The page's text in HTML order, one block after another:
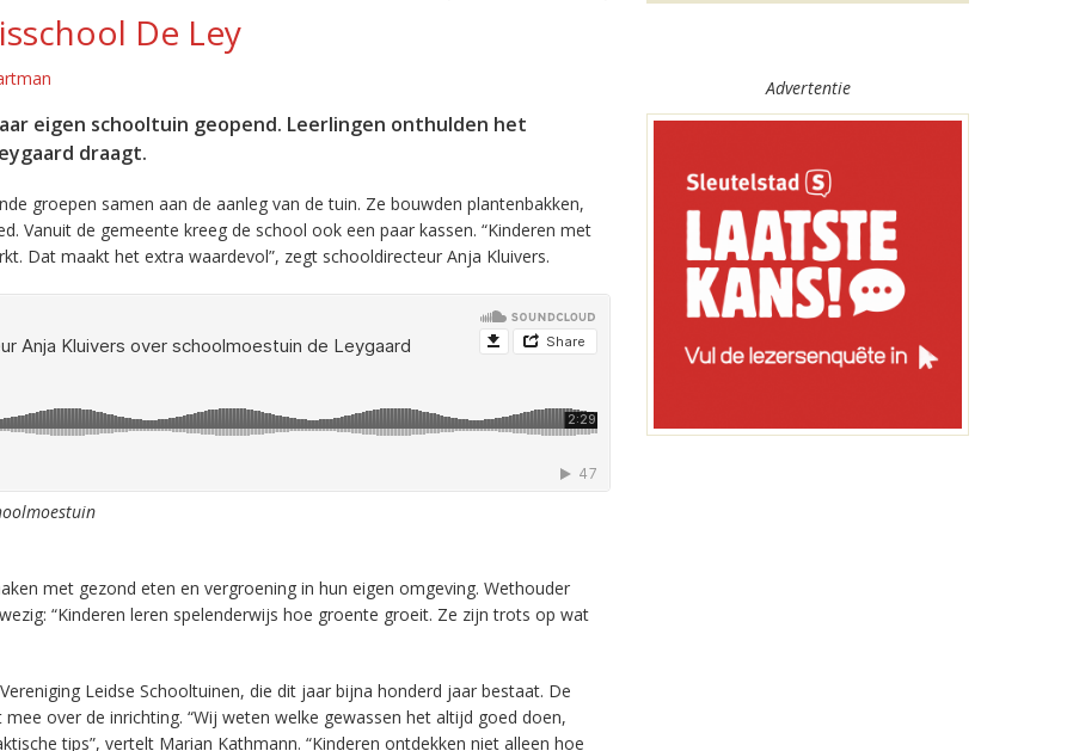
De Ley
eigen schooltuin geopend. Leerlingen onthulden het
draagt.
groepen samen aan de aanleg van de tuin. Ze bouwden plantenbakken,
Vanuit de gemeente kreeg de school ook een paar kassen. “Kinderen met
Dat maakt het extra waardevol”, zegt schooldirecteur Anja Kluivers.
met gezond eten en vergroening in hun eigen omgeving. Wethouder
“Kinderen leren spelenderwijs hoe groente groeit. Ze zijn trots op wat
Leidse Schooltuinen, die dit jaar bijna honderd jaar bestaat. De
over de inrichting. “Wij weten welke gewassen het altijd goed doen,
tips”, vertelt Marian Kathmann. “Kinderen ontdekken niet alleen hoe
Advertentie